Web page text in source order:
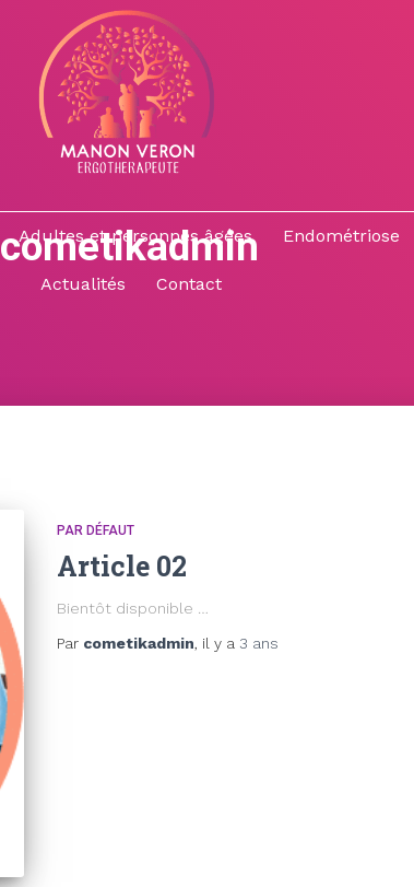
Adultes et personnes âgées Endométriose
Actualités Contact
cometikadmin
PAR DÉFAUT
Article 02
Bientôt disponible …
Par cometikadmin, il y a 3 ans